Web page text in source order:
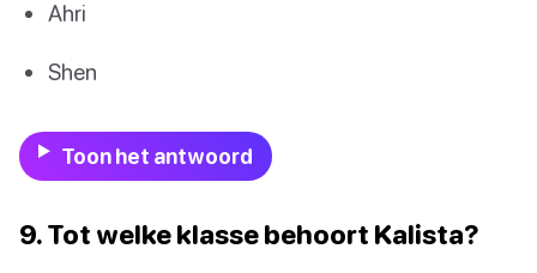
Ahri
Shen
Toon het antwoord
9. Tot welke klasse behoort Kalista?